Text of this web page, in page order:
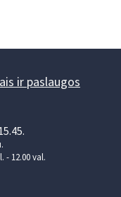
ir paslaugos
- 12.00 val.